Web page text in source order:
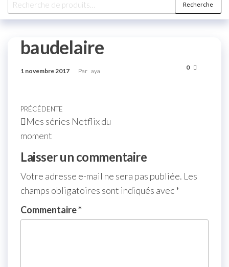
Recherche
baudelaire
1 novembre 2017 Par aya 0
PRÉCÉDENTE
Mes séries Netflix du
moment
Laisser un commentaire
Votre adresse e-mail ne sera pas publiée. Les
champs obligatoires sont indiqués avec*
Commentaire*